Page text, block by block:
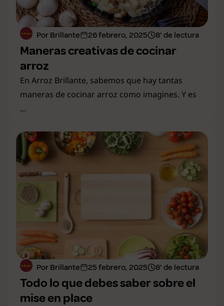
Por Brillante 26 febrero, 2025 8' de lectura
Maneras creativas de cocinar
arroz
En Arroz Brillante, sabemos que hay tantas
maneras de cocinar arroz como imagines. Y es
...
Por Brillante 25 febrero, 2025 8' de lectura
Todo lo que debes saber sobre el
mise en place